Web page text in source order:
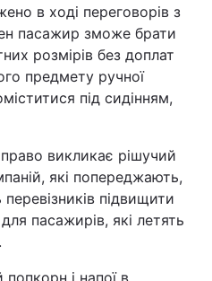
Наука
Лайт
Інциденти
Погода
Регіони
в ході переговорів з
пасажир зможе брати
розмірів без доплат
предмету ручної
під сидінням,
викликає рішучий
які попереджають,
підвищити
пасажирів, які летять
і напої в